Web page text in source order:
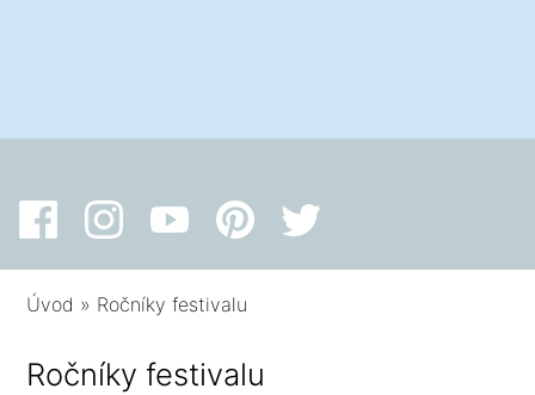
Úvod » Ročníky festivalu
Ročníky festivalu